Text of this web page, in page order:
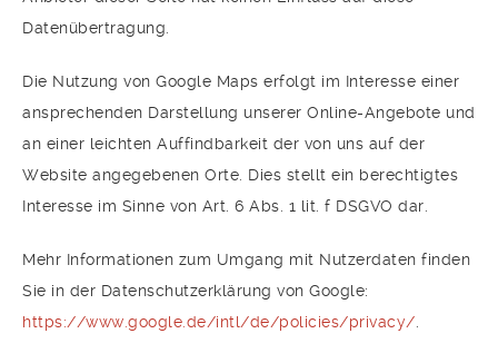
Datenübertragung.
Die Nutzung von Google Maps erfolgt im Interesse einer
ansprechenden Darstellung unserer Online-Angebote und
an einer leichten Auffindbarkeit der von uns auf der
Website angegebenen Orte. Dies stellt ein berechtigtes
Interesse im Sinne von Art. 6 Abs. 1 lit. f DSGVO dar.
Mehr Informationen zum Umgang mit Nutzerdaten finden
Sie in der Datenschutzerklärung von Google:
https://www.google.de/intl/de/policies/privacy/